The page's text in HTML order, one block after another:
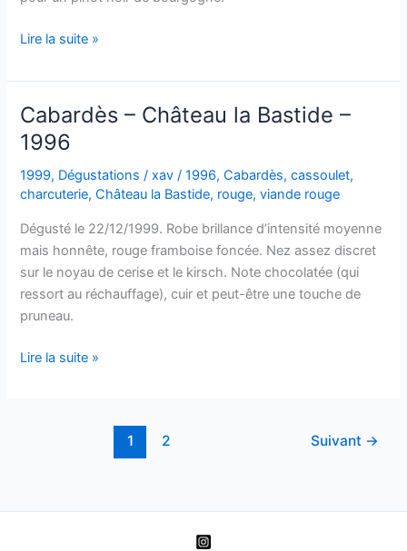
Chorey-
Beaune
–
Domaine
Louis
Violland
–
Lire la suite »
Cabardès – Château la Bastide –
1996
1999, Dégustations /xav/1996,Cabardès,cassoulet,
charcuterie,Château la Bastide, rouge,viande rouge
Dégusté le 22/12/1999. Robe brillance d’intensité moyenne
mais honnête, rouge framboise foncée. Nez assez discret
sur le noyau de cerise et le kirsch. Note chocolatée (qui
ressort au réchauffage), cuir et peut-être une touche de
pruneau.
Cabardès
Lire la suite »
1 2 Suivant →